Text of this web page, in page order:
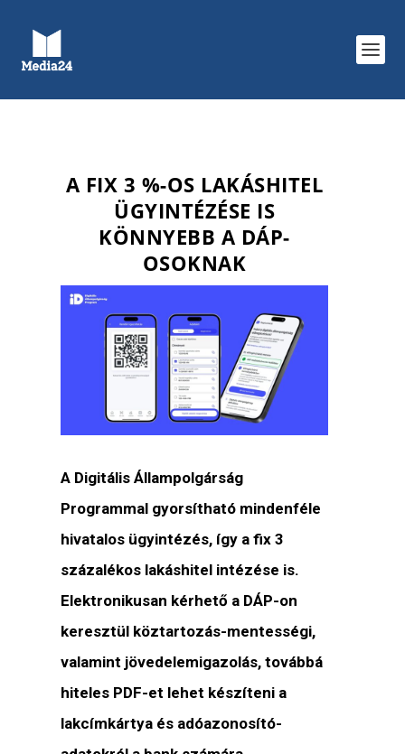
A FIX 3 %-OS LAKÁSHITEL
ÜGYINTÉZÉSE IS
KÖNNYEBB A DÁP-
OSOKNAK
A Digitális Állampolgárság
Programmal gyorsítható mindenféle
hivatalos ügyintézés, így a fix 3
százalékos lakáshitel intézése is.
Elektronikusan kérhető a DÁP-on
keresztül köztartozás-mentességi,
valamint jövedelemigazolás, továbbá
hiteles PDF-et lehet készíteni a
lakcímkártya és adóazonosító-